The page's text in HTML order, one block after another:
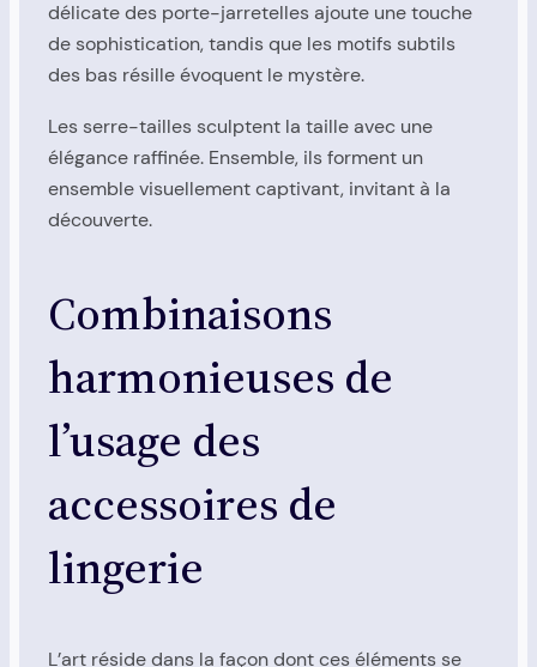
délicate des porte-jarretelles ajoute une touche
de sophistication, tandis que les motifs subtils
des bas résille évoquent le mystère.
Les serre-tailles sculptent la taille avec une
élégance raffinée. Ensemble, ils forment un
ensemble visuellement captivant, invitant à la
découverte.
Combinaisons
harmonieuses de
l’usage des
accessoires de
lingerie
L’art réside dans la façon dont ces éléments se